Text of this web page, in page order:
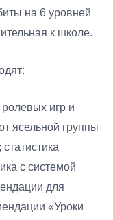
на 6 уровней
к школе.
игр и
ясельной группы
с системой
для
«Уроки